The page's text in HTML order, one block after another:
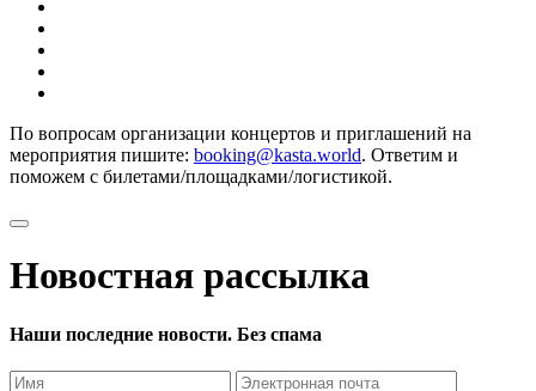
По вопросам организации концертов и приглашений на
мероприятия пишите: booking@kasta.world. Ответим и
поможем с билетами/площадками/логистикой.
Новостная рассылка
Наши последние новости. Без спама